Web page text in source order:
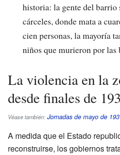
historia: la gente del barrio
cárceles, donde mata a
cien personas, la mayoría
niños que murieron por las
La violencia en la
desde finales de
Véase también: Jornadas de mayo de
A medida que el Estado
reconstruirse, los gobiernos